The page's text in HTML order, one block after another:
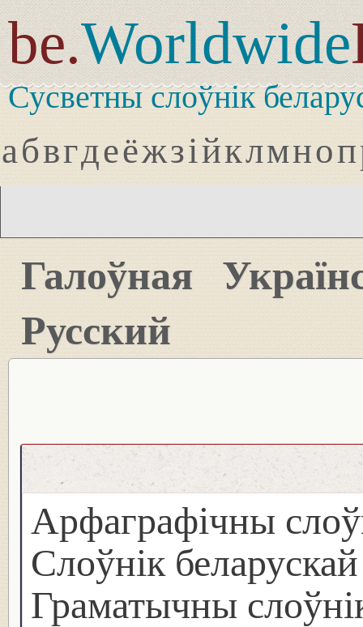
be.Worldwide
Сусветны слоўнік
абвгдеёжзійклмноп
Галоўная
Русский
Арфаграфічны
Слоўнік
Граматычны